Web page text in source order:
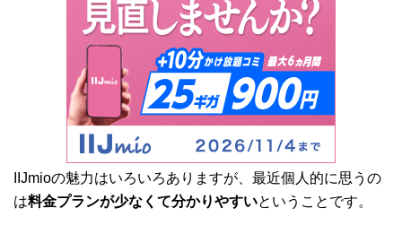
IIJmioの魅力はいろいろありますが、最近個人的に思うの
は料金プランが少なくて分かりやすいということです。